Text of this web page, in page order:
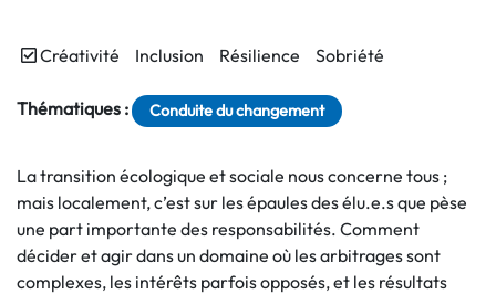
Créativité Inclusion Résilience Sobriété
Thématiques : Conduite du changement
La transition écologique et sociale nous concerne tous ;
mais localement, c’est sur les épaules des élu.e.s que pèse
une part importante des responsabilités. Comment
décider et agir dans un domaine où les arbitrages sont
complexes, les intérêts parfois opposés, et les résultats